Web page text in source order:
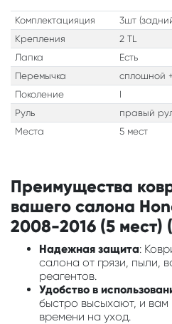
Комплектацияция
3шт
Крепления
2 TL
Лапка
Есть
Перемычка
сплошной
Поколение
I
Руль
правый
Места
5 мест
Преимущества
вашего салона
2008-2016 (5 мест)
Надежная защита:
салона от грязи, пыли,
реагентов.
Удобство в
быстро высыхают, и вам
времени на уход.